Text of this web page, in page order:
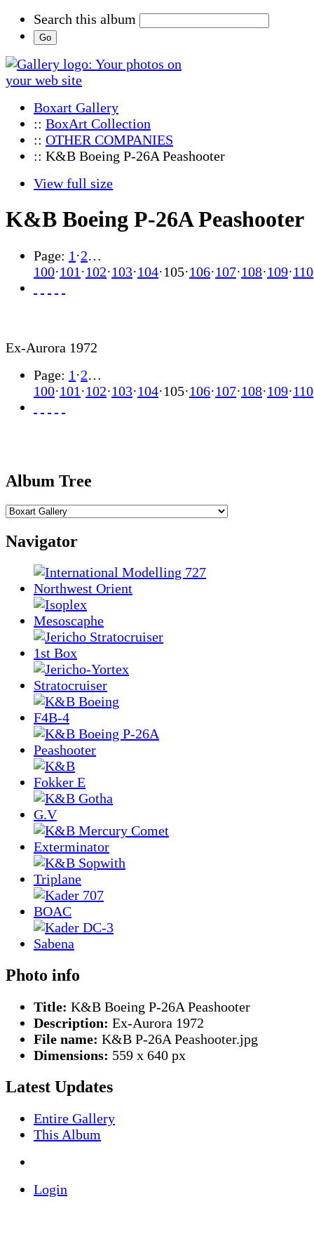
Search this album
Boxart Gallery
:: BoxArt Collection
:: OTHER COMPANIES
:: K&B Boeing P-26A Peashooter
View full size
K&B Boeing P-26A Peashooter
Page: 1 ·2…
100·101 ·102·103·104·105·106·107·108·109·110
Ex-Aurora 1972
Page: 1 ·2…
100·101 ·102·103·104·105·106·107·108·109·110
Album Tree
Navigator
Photo info
Title: K&B Boeing P-26A Peashooter
Description: Ex-Aurora 1972
File name: K&B P-26A Peashooter.jpg
Dimensions: 559 x 640 px
Latest Updates
Entire Gallery
This Album
Login